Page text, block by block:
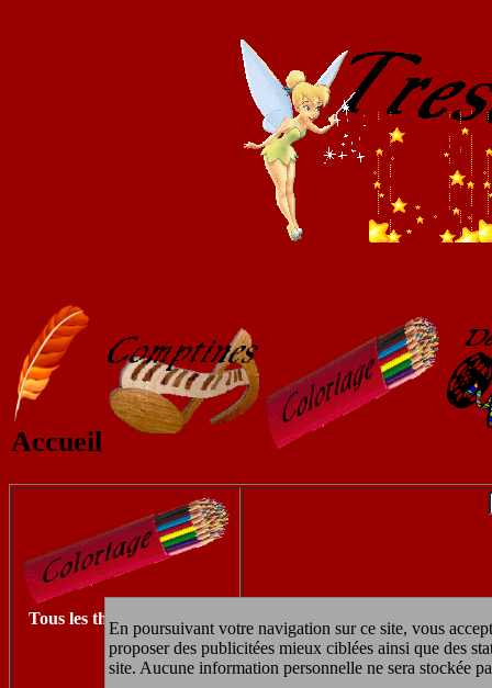
En poursuivant votre navigation sur ce site, vous
proposer des publicitées mieux ciblées ainsi que des
site. Aucune information personnelle ne sera stockée
Accueil
Tous les thèmes à imprimer
Retrouvez les autres coloriages